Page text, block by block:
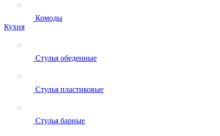
Комоды
Кухня
Стулья обеденные
Стулья пластиковые
Стулья барные